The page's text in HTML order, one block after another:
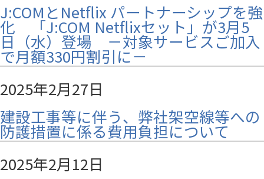
J:COMとNetflix パートナーシップを強
化 「J:COM Netflixセット」が3月5
日（水）登場 －対象サービスご加入
で月額330円割引に－
2025年2月27日
建設工事等に伴う、弊社架空線等への
防護措置に係る費用負担について
2025年2月12日